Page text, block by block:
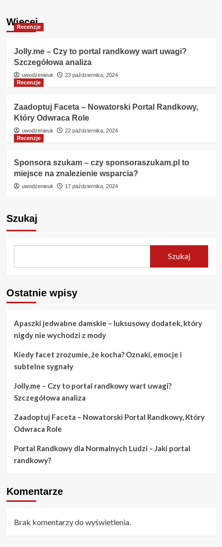
Więcej
Recenzje
Jolly.me – Czy to portal randkowy wart uwagi?
Szczegółowa analiza
uwodzenieuk
23 października, 2024
Recenzje
Zaadoptuj Faceta – Nowatorski Portal Randkowy,
Który Odwraca Role
uwodzenieuk
22 października, 2024
Recenzje
Sponsora szukam – czy sponsoraszukam.pl to
miejsce na znalezienie wsparcia?
uwodzenieuk 17 października, 2024
Szukaj
Szukaj
Ostatnie wpisy
Apaszki jedwabne damskie – luksusowy dodatek, który
nigdy nie wychodzi z mody
Kiedy facet zrozumie, że kocha? Oznaki, emocje i
subtelne sygnały
Jolly.me – Czy to portal randkowy wart uwagi?
Szczegółowa analiza
Zaadoptuj Faceta – Nowatorski Portal Randkowy, Który
Odwraca Role
Portal Randkowy dla Normalnych Ludzi – Jaki portal
randkowy?
Komentarze
Brak komentarzy do wyświetlenia.